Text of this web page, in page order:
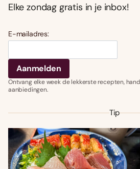
Elke zondag gratis in je inbox!
E-mailadres:
Ontvang elke week de lekkerste recepten,
aanbiedingen.
Tip